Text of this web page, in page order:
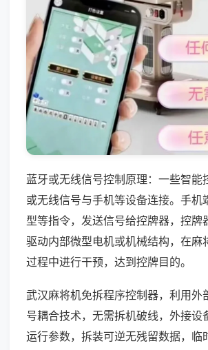
蓝牙或无线信号控制原理：一些智能
或无线信号与手机等设备连接。手机
型等指令，发送信号给控牌器，控牌
驱动内部微型电机或机械结构，在麻
过程中进行干预，达到控牌目的。
武汉麻将机免拆程序控制器，利用外
号耦合技术，无需拆机破线，外接设
运行参数，拆装可逆无残留数据，临